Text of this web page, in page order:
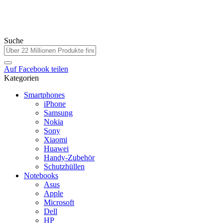
Suche
AufFacebook teilen
Kategorien
Smartphones
iPhone
Samsung
Nokia
Sony
Xiaomi
Huawei
Handy-Zubehör
Schutzhüllen
Notebooks
Asus
Apple
Microsoft
Dell
HP